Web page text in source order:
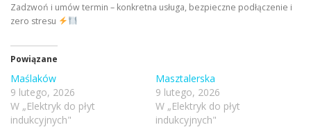
Zadzwoń i umów termin – konkretna usługa, bezpieczne podłączenie i
zero stresu
Powiązane
Maślaków
9 lutego, 2026
W „Elektryk do płyt
indukcyjnych"
Masztalerska
9 lutego, 2026
W „Elektryk do płyt
indukcyjnych"